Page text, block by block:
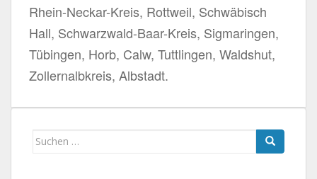
Rhein-Neckar-Kreis, Rottweil, Schwäbisch
Hall, Schwarzwald-Baar-Kreis, Sigmaringen,
Tübingen, Horb, Calw, Tuttlingen, Waldshut,
Zollernalbkreis, Albstadt.
Suchen